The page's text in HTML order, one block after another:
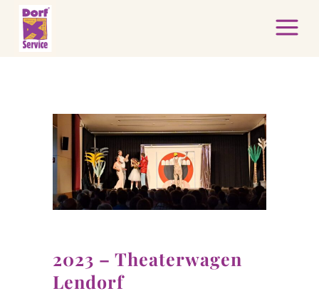
2023 – Theaterwagen
Lendorf